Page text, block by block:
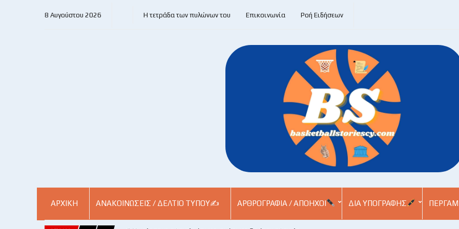
8 Αυγούστου 2026 Η τετράδα των πυλώνων του Επικοινωνία Ροή Ειδήσεων
ΑΡΧΙΚΗ ΑΝΑΚΟΙΝΏΣΕΙΣ / ΔΕΛΤΊΟ ΤΎΠΟΥ✍ ΑΡΘΡΟΓΡΑΦΊΑ / ΑΠΌΗΧΟΙ ΔΙΑ ΥΠΟΓΡΑΦΉΣ